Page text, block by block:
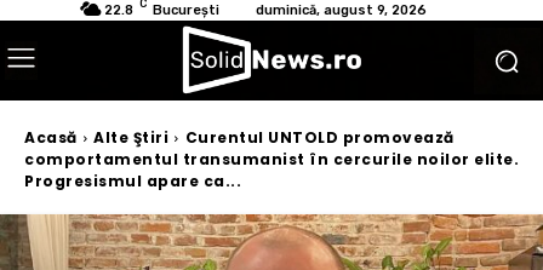
22.8 C București duminică, august 9, 2026
Acasă Alte Ştiri
Curentul UNTOLD promovează
comportamentul transumanist în cercurile noilor elite.
Progresismul apare ca...